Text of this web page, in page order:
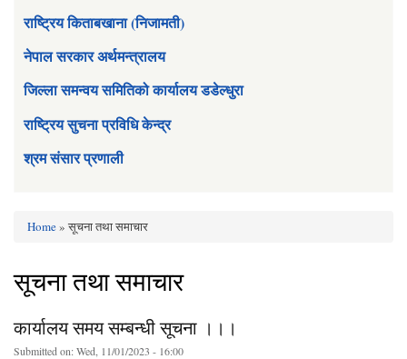
राष्ट्रिय किताबखाना (निजामती)
नेपाल सरकार अर्थमन्त्रालय
जिल्ला समन्वय समितिको कार्यालय डडेल्धुरा
राष्ट्रिय सुचना प्रविधि केन्द्र
श्रम संसार प्रणाली
You are here
Home» सूचना तथा समाचार
सूचना तथा समाचार
कार्यालय समय सम्बन्धी सूचना ।।।
Submitted on:Wed, 11/01/2023 - 16:00